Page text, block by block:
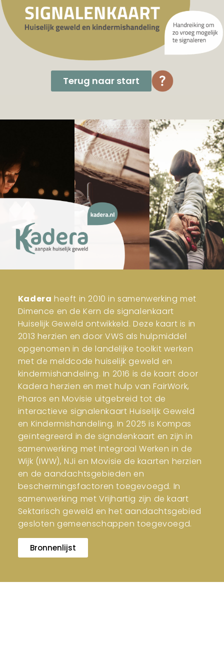
Terug naar start
Kadera heeft in 2010 in samenwerking met
Dimence en de Kern de signalenkaart
Huiselijk Geweld ontwikkeld. Deze kaart is in
2013 herzien en door VWS als hulpmiddel
opgenomen in de landelijke toolkit werken
met de meldcode huiselijk geweld en
kindermishandeling. In 2016 is de kaart door
Kadera herzien en met hulp van FairWork,
Pharos en Movisie uitgebreid tot de
interactieve signalenkaart Huiselijk Geweld
en Kindermishandeling. In 2025 is Kompas
geïntegreerd in de signalenkaart en zijn in
samenwerking met Integraal Werken in de
Wijk (IWW), NJi en Movisie de kaarten herzien
en de aandachtsgebieden en
beschermingsfactoren toegevoegd. In
samenwerking met Vrijhartig zijn de kaart
Sektarisch geweld en het aandachtsgebied
gesloten gemeenschappen toegevoegd.
Bronnenlijst